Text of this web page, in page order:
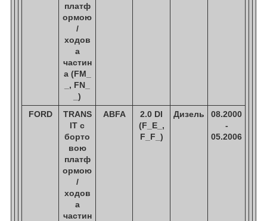
платф
ормою
/
ходов
а
частин
а (FM_
_, FN_
_)
FORD
TRANS
IT c
борто
вою
платф
ормою
/
ходов
а
частин
ABFA
2.0 DI
(F_E_,
F_F_)
Дизель
08.2000
-
05.2006